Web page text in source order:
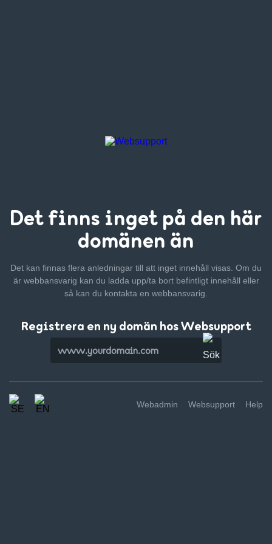
Det finns inget på den här
domänen än
Det kan finnas flera anledningar till att inget innehåll visas. Om du
är webbansvarig kan du ladda upp/ta bort befintligt innehåll eller
så kan du kontakta en webbansvarig.
Registrera en ny domän hos Websupport
Webadmin Websupport Help